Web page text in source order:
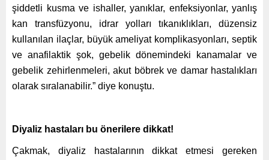
şiddetli kusma ve ishaller, yanıklar, enfeksiyonlar, yanlış
kan transfüzyonu, idrar yolları tıkanıklıkları, düzensiz
kullanılan ilaçlar, büyük ameliyat komplikasyonları, septik
ve anafilaktik şok, gebelik dönemindeki kanamalar ve
gebelik zehirlenmeleri, akut böbrek ve damar hastalıkları
olarak sıralanabilir.” diye konuştu.
Diyaliz hastaları bu önerilere dikkat!
Çakmak, diyaliz hastalarının dikkat etmesi gereken